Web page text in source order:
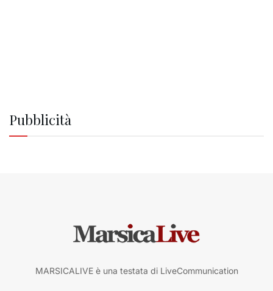
Pubblicità
MARSICALIVE è una testata di LiveCommunication